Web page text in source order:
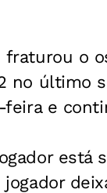
fraturou o
no último
e
está